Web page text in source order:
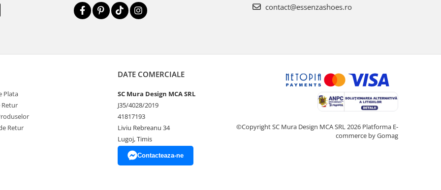
contact@essenzashoes.ro
Plata
Retur
Retur
DATE COMERCIALE
SC Mura Design MCA SRL
J35/4028/2019
41817193
Liviu Rebreanu 34
Lugoj, Timis
Contacteaza-ne
©Copyright SC Mura Design MCA SRL 2026 Platforma E-
commerce by Gomag